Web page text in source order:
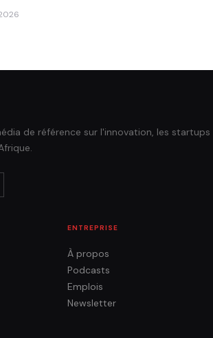
de référence sur l'innovation, les startups
ENTREPRISE
À propos
Podcasts
Emplois
Newsletter